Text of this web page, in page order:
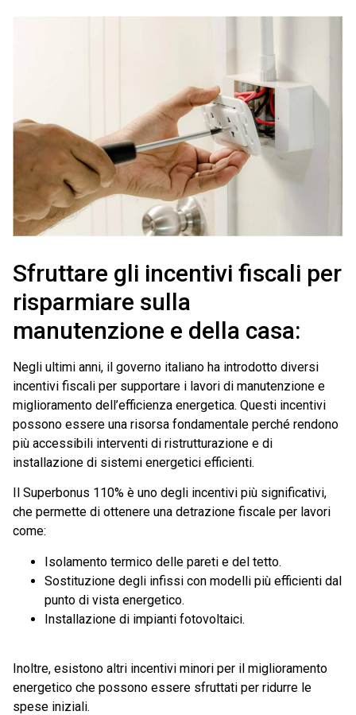
Sfruttare gli incentivi fiscali per
risparmiare sulla
manutenzione e della casa:
Negli ultimi anni, il governo italiano ha introdotto diversi
incentivi fiscali per supportare i lavori di manutenzione e
miglioramento dell’efficienza energetica. Questi incentivi
possono essere una risorsa fondamentale perché rendono
più accessibili interventi di ristrutturazione e di
installazione di sistemi energetici efficienti.
Il Superbonus 110% è uno degli incentivi più significativi,
che permette di ottenere una detrazione fiscale per lavori
come:
Isolamento termico delle pareti e del tetto.
Sostituzione degli infissi con modelli più efficienti dal
punto di vista energetico.
Installazione di impianti fotovoltaici.
Inoltre, esistono altri incentivi minori per il miglioramento
energetico che possono essere sfruttati per ridurre le
spese iniziali.